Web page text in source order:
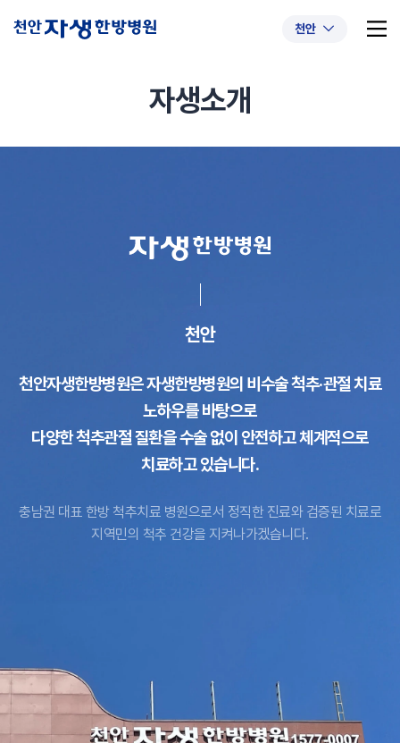
천안
자생소개
천안
천안자생한방병원은 자생한방병원의 비수술 척추·관절 치료
노하우를 바탕으로
다양한 척추관절 질환을 수술 없이 안전하고 체계적으로
치료하고 있습니다.
충남권 대표 한방 척추치료 병원으로서 정직한 진료와 검증된 치료로
지역민의 척추 건강을 지켜나가겠습니다.